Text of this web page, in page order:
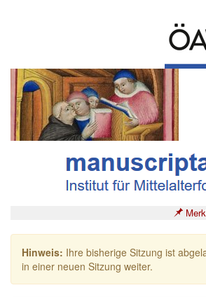
Hinweis: Ihre bisherige Sitzung ist
in einer neuen Sitzung weiter.